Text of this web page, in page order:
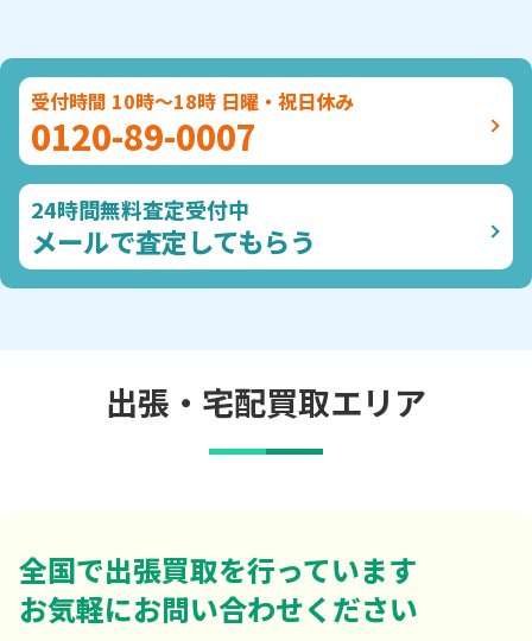
受付時間 10時～18時 日曜・祝日休み
0120-89-0007
24時間無料査定受付中
メールで査定してもらう
出張・宅配買取エリア
全国で出張買取を行っています
お気軽にお問い合わせください